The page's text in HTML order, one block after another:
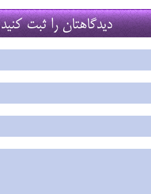
2 اسفند 96
دیدگاهتان را ثبت کنید